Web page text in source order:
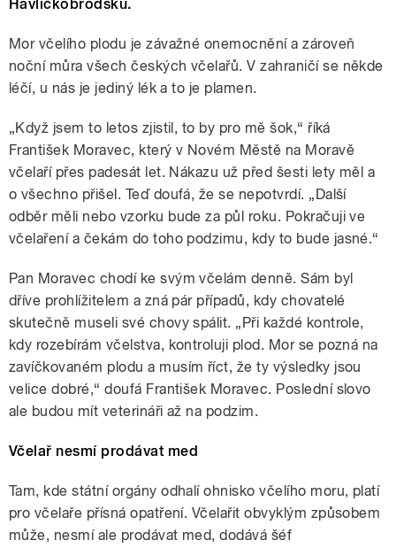
Havlíčkobrodsku.
Mor včelího plodu je závažné onemocnění a zároveň
noční můra všech českých včelařů. V zahraničí se někde
léčí, u nás je jediný lék a to je plamen.
„Když jsem to letos zjistil, to by pro mě šok,“ říká
František Moravec, který v Novém Městě na Moravě
včelaří přes padesát let. Nákazu už před šesti lety měl a
o všechno přišel. Teď doufá, že se nepotvrdí. „Další
odběr měli nebo vzorku bude za půl roku. Pokračuji ve
včelaření a čekám do toho podzimu, kdy to bude jasné.“
Pan Moravec chodí ke svým včelám denně. Sám byl
dříve prohlížitelem a zná pár případů, kdy chovatelé
skutečně museli své chovy spálit. „Při každé kontrole,
kdy rozebírám včelstva, kontroluji plod. Mor se pozná na
zavíčkovaném plodu a musím říct, že ty výsledky jsou
velice dobré,“ doufá František Moravec. Poslední slovo
ale budou mít veterináři až na podzim.
Včelař nesmí prodávat med
Tam, kde státní orgány odhalí ohnisko včelího moru, platí
pro včelaře přísná opatření. Včelařit obvyklým způsobem
může, nesmí ale prodávat med, dodává šéf